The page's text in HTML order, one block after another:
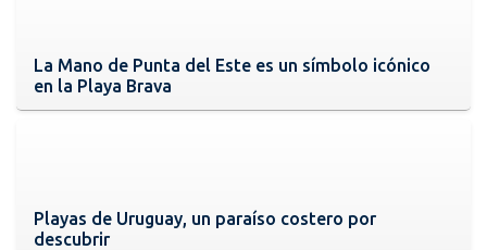
La Mano de Punta del Este es un símbolo icónico
en la Playa Brava
Playas de Uruguay, un paraíso costero por
descubrir